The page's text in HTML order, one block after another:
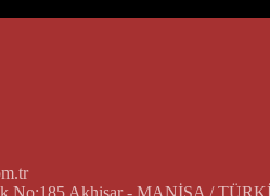
No:185 Akhisar - MANİSA /